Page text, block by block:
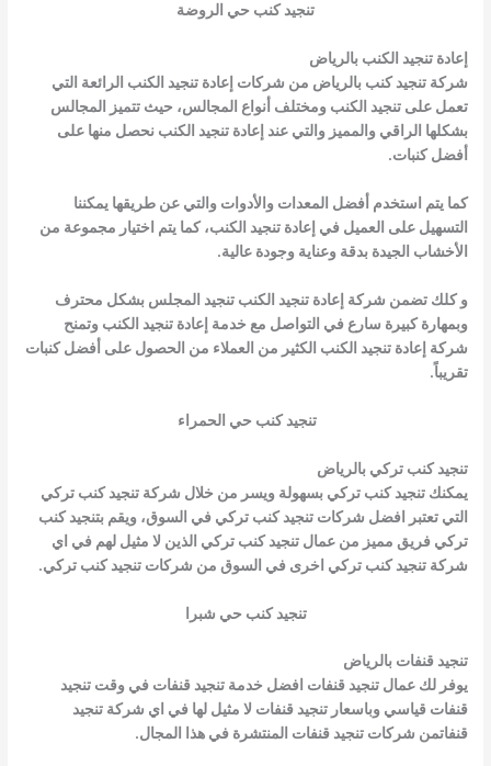
تنجيد كنب حي الروضة
إعادة تنجيد الكنب بالرياض
شركة تنجيد كنب بالرياض من شركات إعادة تنجيد الكنب الرائعة التي
تعمل على تنجيد الكنب ومختلف أنواع المجالس، حيث تتميز المجالس
بشكلها الراقي والمميز والتي عند إعادة تنجيد الكنب نحصل منها على
أفضل كنبات.
كما يتم استخدم أفضل المعدات والأدوات والتي عن طريقها يمكننا
التسهيل على العميل في إعادة تنجيد الكنب، كما يتم اختيار مجموعة من
الأخشاب الجيدة بدقة وعناية وجودة عالية.
و كلك تضمن شركة إعادة تنجيد الكنب تنجيد المجلس بشكل محترف
وبمهارة كبيرة سارع في التواصل مع خدمة إعادة تنجيد الكنب وتمنح
شركة إعادة تنجيد الكنب الكثير من العملاء من الحصول على أفضل كنبات
تقريباً.
تنجيد كنب حي الحمراء
تنجيد كنب تركي بالرياض
يمكنك تنجيد كنب تركي بسهولة ويسر من خلال شركة تنجيد كنب تركي
التي تعتبر افضل شركات تنجيد كنب تركي في السوق، ويقم بتنجيد كنب
تركي فريق مميز من عمال تنجيد كنب تركي الذين لا مثيل لهم في اي
شركة تنجيد كنب تركي اخرى في السوق من شركات تنجيد كنب تركي.
تنجيد كنب حي شبرا
تنجيد قنفات بالرياض
يوفر لك عمال تنجيد قنفات افضل خدمة تنجيد قنفات في وقت تنجيد
قنفات قياسي وباسعار تنجيد قنفات لا مثيل لها في اي شركة تنجيد
قنفاتمن شركات تنجيد قنفات المنتشرة في هذا المجال.